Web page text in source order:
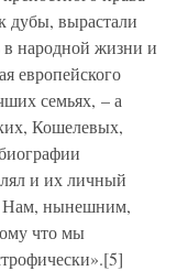
дубы, вырастали
в народной жизни и
европейского
семьях, – а
Кошелевых,
и их личный
Нам, нынешним,
что мы